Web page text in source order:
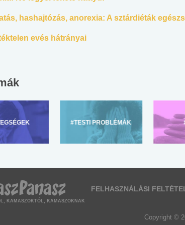
hashajtózás, anorexia: A sztárdiéták
evés hátrányai
#TESTI PROBLÉMÁK
KAMASZOKTÓL, KAMASZOKNAK
FELHASZNÁLÁSI
Copyright ©